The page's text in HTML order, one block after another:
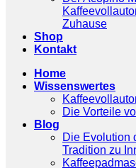
Zuhause
Shop
Kontakt
Home
Wissenswertes
Die Vorteile
Blog
Die Evolution
Tradition zu